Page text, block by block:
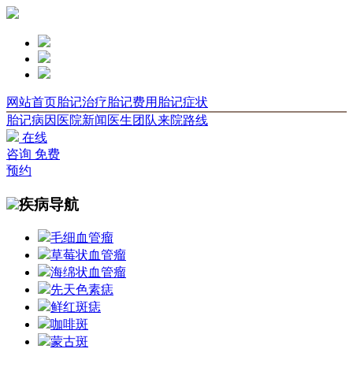
网站首页胎记治疗胎记费用 胎记症状
胎记病因 医院新闻 医生团队来院路线
在线
咨询 免费
预约
疾病导航
毛细血管瘤
草莓状血管瘤
海绵状血管瘤
先天色素痣
鲜红斑痣
咖啡斑
蒙古斑